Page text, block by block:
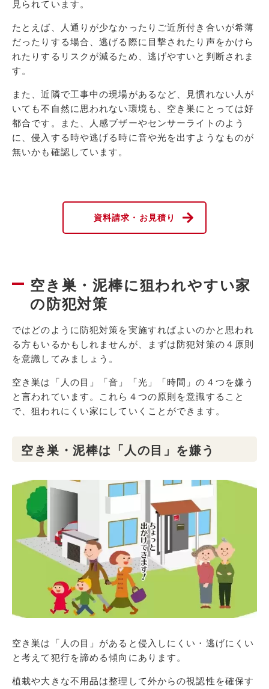
見られています。
たとえば、人通りが少なかったりご近所付き合いが希薄
だったりする場合、逃げる際に目撃されたり声をかけら
れたりするリスクが減るため、逃げやすいと判断されま
す。
また、近隣で工事中の現場があるなど、見慣れない人が
いても不自然に思われない環境も、空き巣にとっては好
都合です。また、人感ブザーやセンサーライトのよう
に、侵入する時や逃げる時に音や光を出すようなものが
無いかも確認しています。
資料請求・お見積り
空き巣・泥棒に狙われやすい家
の防犯対策
ではどのように防犯対策を実施すればよいのかと思われ
る方もいるかもしれませんが、まずは防犯対策の４原則
を意識してみましょう。
空き巣は「人の目」「音」「光」「時間」の４つを嫌う
と言われています。これら４つの原則を意識すること
で、狙われにくい家にしていくことができます。
空き巣・泥棒は「人の目」を嫌う
空き巣は「人の目」があると侵入しにくい・逃げにくい
と考えて犯行を諦める傾向にあります。
植栽や大きな不用品は整理して外からの視認性を確保す